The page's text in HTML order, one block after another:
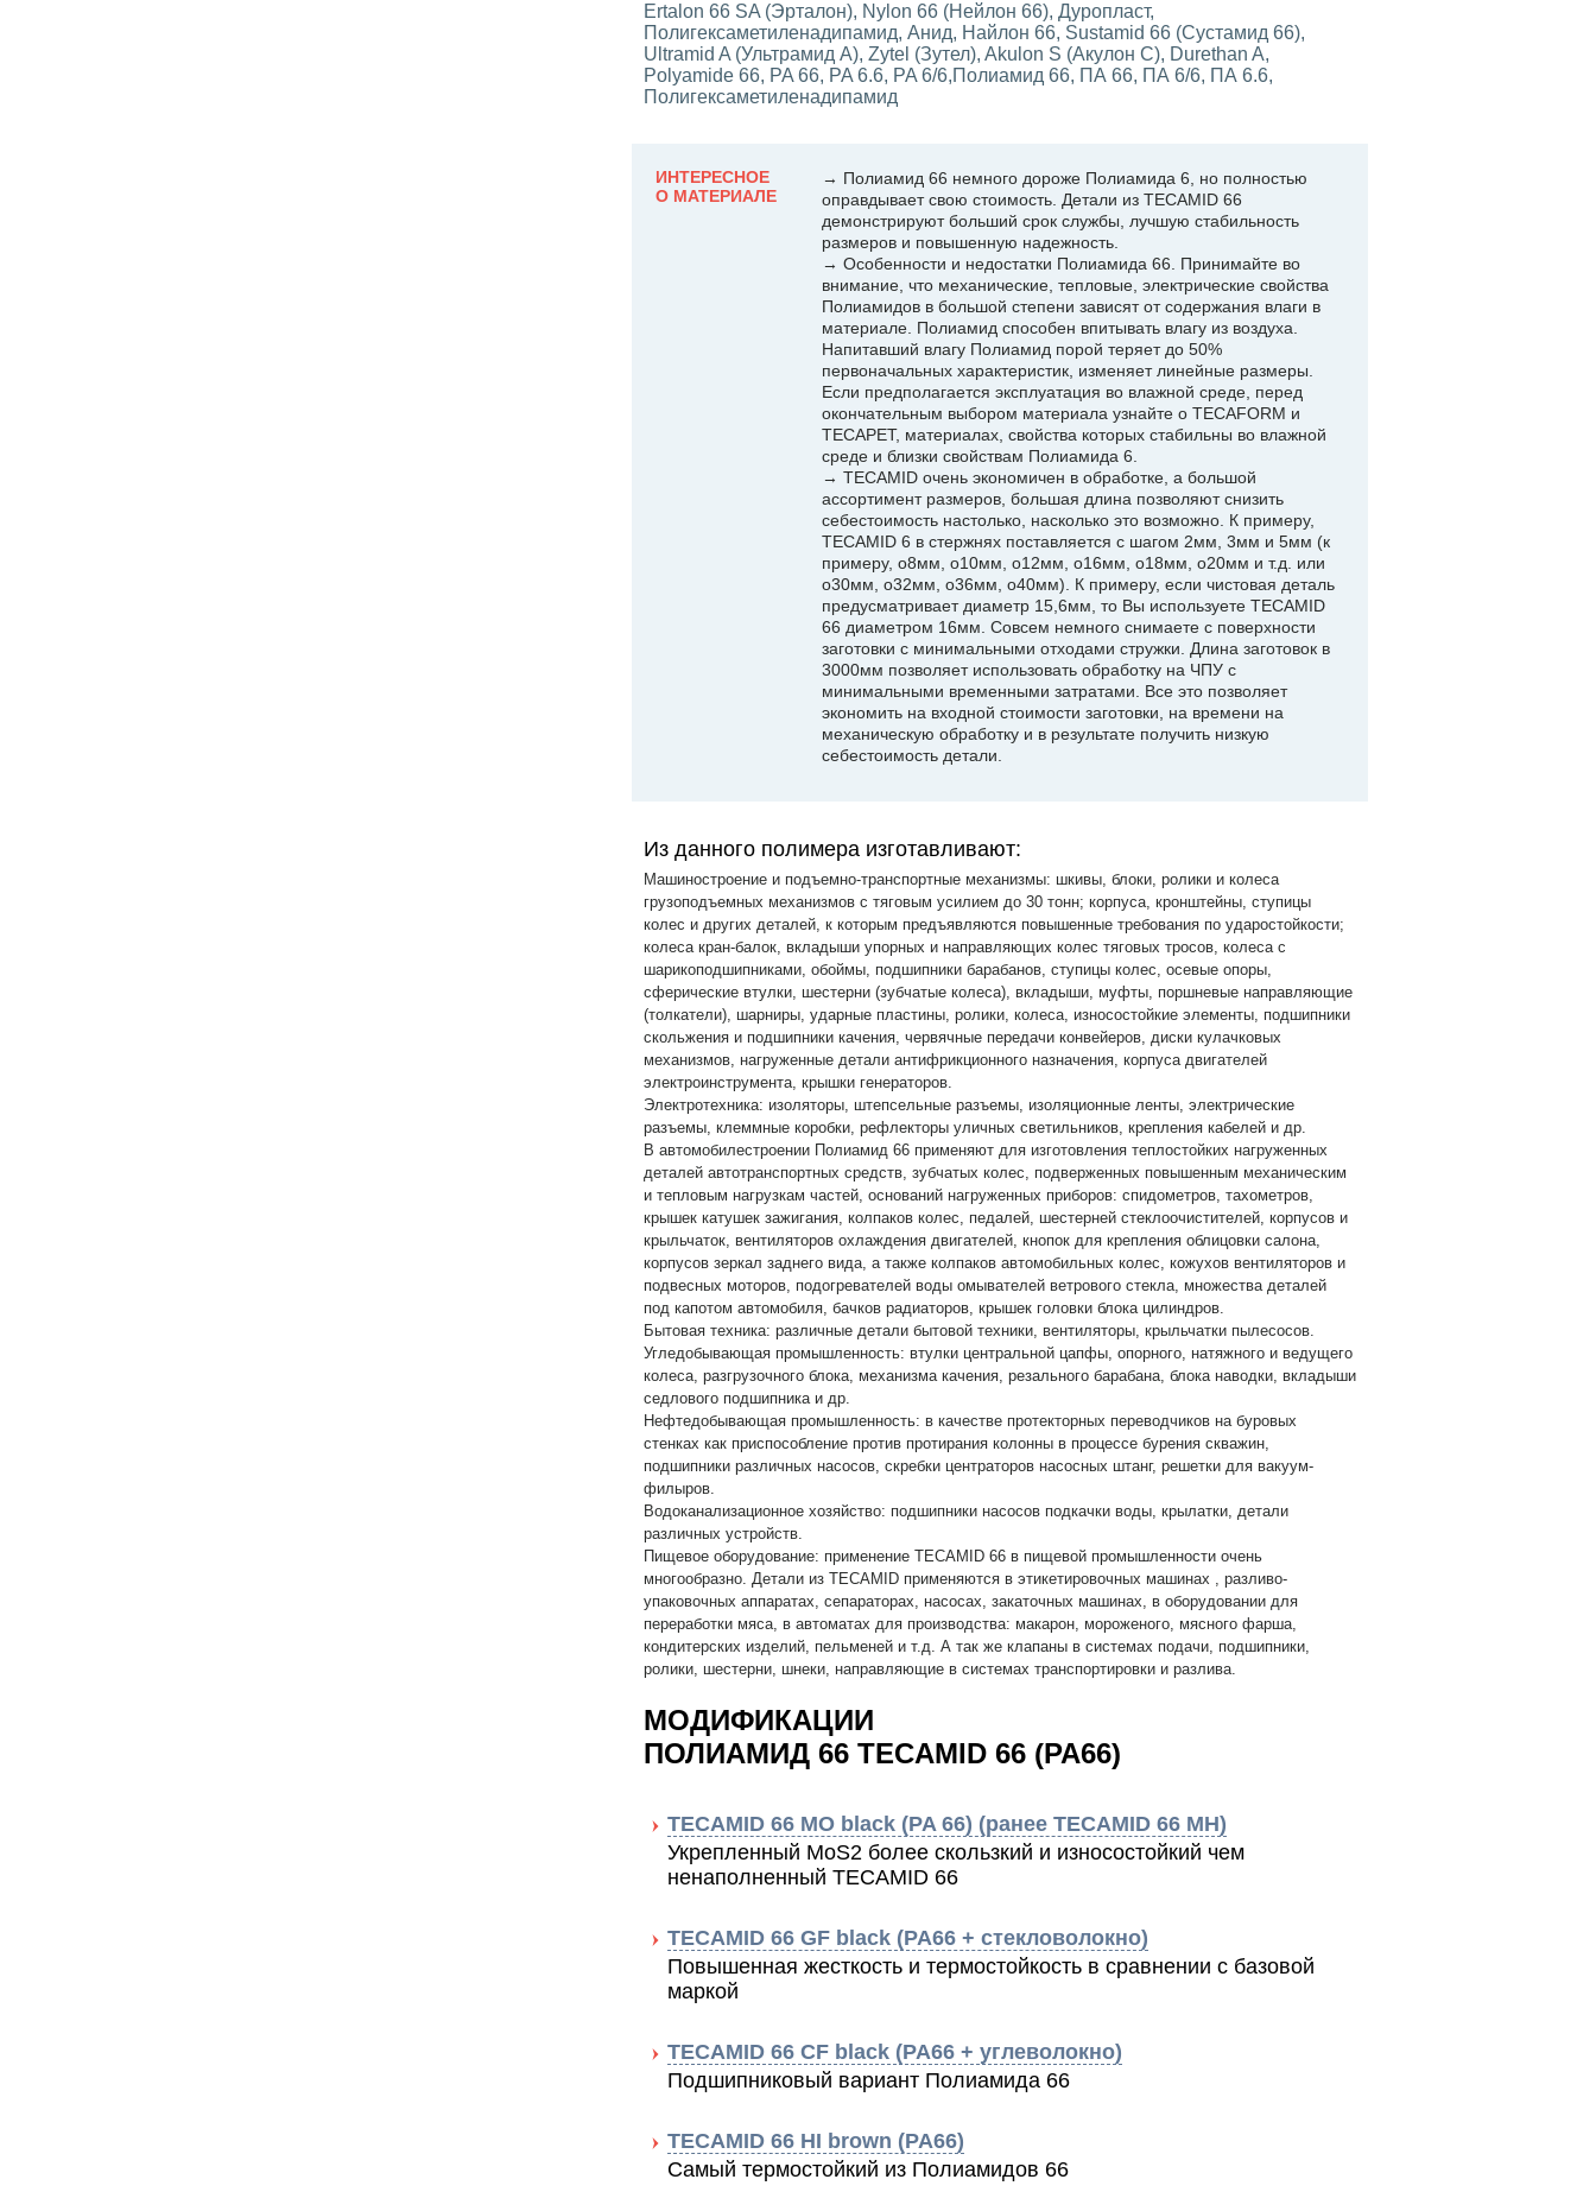
Ertalon 66 SA (Эрталон), Nylon 66 (Нейлон 66), Дуропласт,
Полигексаметиленадипамид, Анид, Найлон 66, Sustamid 66 (Сустамид 66),
Ultramid A (Ультрамид А), Zytel (Зутел), Akulon S (Акулон С), Durethan A,
Polyamide 66, PA 66, PA 6.6, PA 6/6,Полиамид 66, ПА 66, ПА 6/6, ПА 6.6,
Полигексаметиленадипамид
ИНТЕРЕСНОЕ
О МАТЕРИАЛЕ
→ Полиамид 66 немного дороже Полиамида 6, но полностью
оправдывает свою стоимость. Детали из TECAMID 66
демонстрируют больший срок службы, лучшую стабильность
размеров и повышенную надежность.
→ Особенности и недостатки Полиамида 66. Принимайте во
внимание, что механические, тепловые, электрические свойства
Полиамидов в большой степени зависят от содержания влаги в
материале. Полиамид способен впитывать влагу из воздуха.
Напитавший влагу Полиамид порой теряет до 50%
первоначальных характеристик, изменяет линейные размеры.
Если предполагается эксплуатация во влажной среде, перед
окончательным выбором материала узнайте о TECAFORM и
TECAPET, материалах, свойства которых стабильны во влажной
среде и близки свойствам Полиамида 6.
→ TECAMID очень экономичен в обработке, а большой
ассортимент размеров, большая длина позволяют снизить
себестоимость настолько, насколько это возможно. К примеру,
TECAMID 6 в стержнях поставляется с шагом 2мм, 3мм и 5мм (к
примеру, o8мм, o10мм, o12мм, o16мм, o18мм, o20мм и т.д. или
o30мм, o32мм, o36мм, o40мм). К примеру, если чистовая деталь
предусматривает диаметр 15,6мм, то Вы используете TECAMID
66 диаметром 16мм. Совсем немного снимаете с поверхности
заготовки с минимальными отходами стружки. Длина заготовок в
3000мм позволяет использовать обработку на ЧПУ с
минимальными временными затратами. Все это позволяет
экономить на входной стоимости заготовки, на времени на
механическую обработку и в результате получить низкую
себестоимость детали.
Из данного полимера изготавливают:
Машиностроение и подъемно-транспортные механизмы: шкивы, блоки, ролики и колеса
грузоподъемных механизмов с тяговым усилием до 30 тонн; корпуса, кронштейны, ступицы
колес и других деталей, к которым предъявляются повышенные требования по ударостойкости;
колеса кран-балок, вкладыши упорных и направляющих колес тяговых тросов, колеса с
шарикоподшипниками, обоймы, подшипники барабанов, ступицы колес, осевые опоры,
сферические втулки, шестерни (зубчатые колеса), вкладыши, муфты, поршневые направляющие
(толкатели), шарниры, ударные пластины, ролики, колеса, износостойкие элементы, подшипники
скольжения и подшипники качения, червячные передачи конвейеров, диски кулачковых
механизмов, нагруженные детали антифрикционного назначения, корпуса двигателей
электроинструмента, крышки генераторов.
Электротехника: изоляторы, штепсельные разъемы, изоляционные ленты, электрические
разъемы, клеммные коробки, рефлекторы уличных светильников, крепления кабелей и др.
В автомобилестроении Полиамид 66 применяют для изготовления теплостойких нагруженных
деталей автотранспортных средств, зубчатых колес, подверженных повышенным механическим
и тепловым нагрузкам частей, оснований нагруженных приборов: спидометров, тахометров,
крышек катушек зажигания, колпаков колес, педалей, шестерней стеклоочистителей, корпусов и
крыльчаток, вентиляторов охлаждения двигателей, кнопок для крепления облицовки салона,
корпусов зеркал заднего вида, а также колпаков автомобильных колес, кожухов вентиляторов и
подвесных моторов, подогревателей воды омывателей ветрового стекла, множества деталей
под капотом автомобиля, бачков радиаторов, крышек головки блока цилиндров.
Бытовая техника: различные детали бытовой техники, вентиляторы, крыльчатки пылесосов.
Угледобывающая промышленность: втулки центральной цапфы, опорного, натяжного и ведущего
колеса, разгрузочного блока, механизма качения, резального барабана, блока наводки, вкладыши
седлового подшипника и др.
Нефтедобывающая промышленность: в качестве протекторных переводчиков на буровых
стенках как приспособление против протирания колонны в процессе бурения скважин,
подшипники различных насосов, скребки центраторов насосных штанг, решетки для вакуум-
филыров.
Водоканализационное хозяйство: подшипники насосов подкачки воды, крылатки, детали
различных устройств.
Пищевое оборудование: применение TECAMID 66 в пищевой промышленности очень
многообразно. Детали из TECAMID применяются в этикетировочных машинах , разливо-
упаковочных аппаратах, сепараторах, насосах, закаточных машинах, в оборудовании для
переработки мяса, в автоматах для производства: макарон, мороженого, мясного фарша,
кондитерских изделий, пельменей и т.д. А так же клапаны в системах подачи, подшипники,
ролики, шестерни, шнеки, направляющие в системах транспортировки и разлива.
МОДИФИКАЦИИ
ПОЛИАМИД 66 TECAMID 66 (PA66)
TECAMID 66 MO black (PA 66) (ранее TECAMID 66 MH)
Укрепленный МоS2 более скользкий и износостойкий чем
ненаполненный TECAMID 66
TECAMID 66 GF black (PA66 + стекловолокно)
Повышенная жесткость и термостойкость в сравнении с базовой
маркой
TECAMID 66 CF black (PA66 + углеволокно)
Подшипниковый вариант Полиамида 66
TECAMID 66 HI brown (PA66)
Самый термостойкий из Полиамидов 66